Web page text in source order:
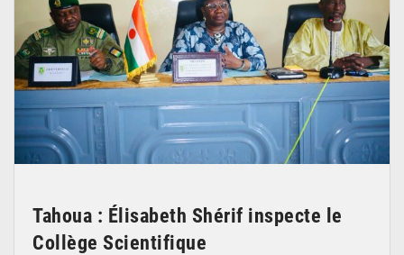
Tahoua : Élisabeth Shérif inspecte le
Collège Scientifique